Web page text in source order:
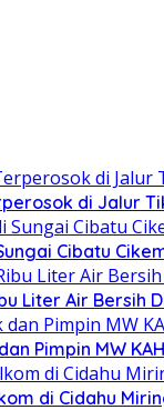
di Jalur
Cibatu
Liter Air Bersih
Pimpin MW
di Cidahu